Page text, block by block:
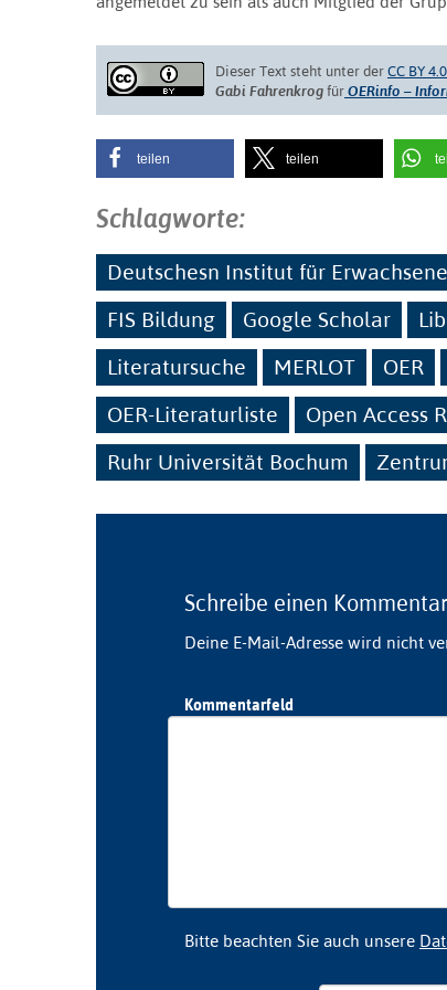
Dieser Text steht unter der CC BY
Gabi Fahrenkrog für OERinfo –
teilen teilen
Schlagworte:
Deutschesn Institut für
FIS Bildung
Google Scholar
Literatursuche
MERLOT OER
OER-Literaturliste
Open Access
Ruhr Universität Bochum
Schreibe einen Kommentar
Deine E-Mail-Adresse wird nicht
Kommentarfeld
Bitte beachten Sie auch unsere